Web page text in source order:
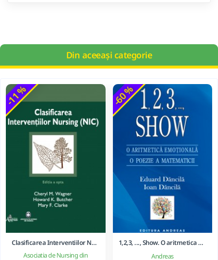
Din aceeași categorie
-11 %
Asociatia de Nursing din
Clasificarea Interventiilor Nursing (NIC)
-60 %
Andreas
1,2,3, ..., Show. O aritmetica emotionala, o poezie a matematicii - Ioan Dancila